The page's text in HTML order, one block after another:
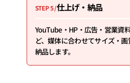
STEP 5 /仕上げ・納品
YouTube・HP・広告・営業資
ど、媒体に合わせてサイズ・
納品します。